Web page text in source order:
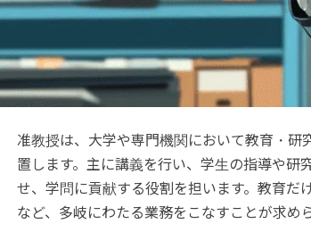
准教授は、大学や専門機関において教育・研
置します。主に講義を行い、学生の指導や研
せ、学問に貢献する役割を担います。教育だ
など、多岐にわたる業務をこなすことが求め